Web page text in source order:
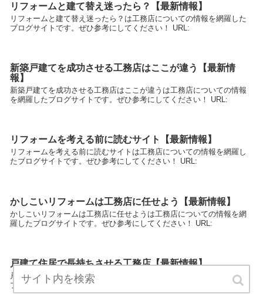
リフォームと建て替え迷ったら？【最新情報】
リフォームと建て替え迷ったら？は工務店についての情報を網羅した
ブログサイトです。ぜひ参考にしてください！ URL:
新築戸建てを成功させる工務店はここが違う【最新情
報】
新築戸建てを成功させる工務店はここが違うは工務店についての情報
を網羅したブログサイトです。ぜひ参考にしてください！ URL:
リフォームを考える前に読むサイト【最新情報】
リフォームを考える前に読むサイトは工務店についての情報を網羅し
たブログサイトです。ぜひ参考にしてください！ URL:
かしこいリフォームは工務店に任せよう【最新情報】
かしこいリフォームは工務店に任せようは工務店についての情報を網
羅したブログサイトです。ぜひ参考にしてください！ URL:
戸建て住居で長持ちさせる工務店【最新情報】
戸建て住居で長持ちさせる工務店は工務店についての情報を網羅した
ブログサイトです。ぜひ参考にしてください！ URL: